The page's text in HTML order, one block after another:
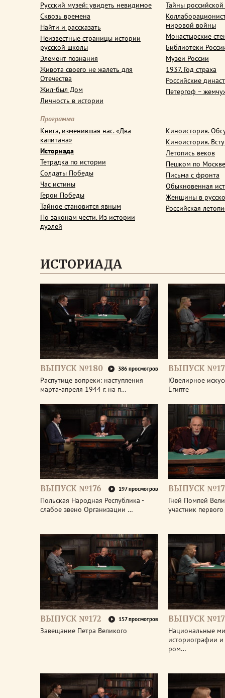
Русский музей: увидеть невидимое
Сквозь времена
Найти и рассказать
Неизвестные страницы истории
русской школы
Элемент познания
Живота своего не жалеть для
Отечества
Жил-был Дом
Личность в истории
Тайны
мировой войны
Монастырские
Библиотеки
Музеи России
1937. Год страха
Российские
Петергоф –
Программа
Книга, изменившая нас. «Два
капитана»
Историада
Тетрадка по истории
Солдаты Победы
Час истины
Герои Победы
Тайное становится явным
По законам чести. Из истории
дуэлей
Киноистория.
Киноистория.
Летопись веков
Пешком по Москве
Письма с фронта
Обыкновенная
Женщины в
Российская
ИСТОРИАДА
ВЫПУСК №180 386 просмотров
Распутице вопреки: наступления
марта-апреля 1944 г. на п…
ВЫПУСК
Ювелирное
Египте
ВЫПУСК №176 197 просмотров
Польская Народная Республика -
слабое звено Организации …
ВЫПУСК
Гней Помпей
участник
ВЫПУСК №172 157 просмотров
Завещание Петра Великого
ВЫПУСК
Национальные
историографии
ром…